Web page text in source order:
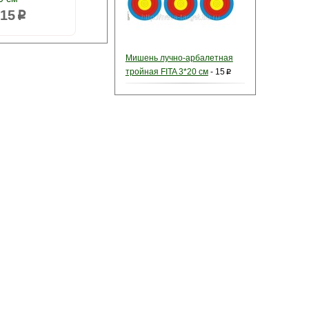
Мишень лучно-арбалетная
тройная FITA 3*20 см- 15p
15p